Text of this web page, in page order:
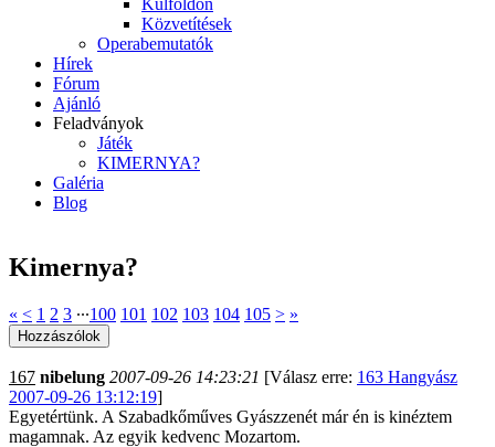
Külföldön
Közvetítések
Operabemutatók
Hírek
Fórum
Ajánló
Feladványok
Játék
KIMERNYA?
Galéria
Blog
Kimernya?
« < 1 2 3 ∙∙∙100 101 102 103 104 105 > »
167 nibelung 2007-09-26 14:23:21 [Válasz erre: 163 Hangyász
2007-09-26 13:12:19]
Egyetértünk. A Szabadkőműves Gyászzenét már én is kinéztem
magamnak. Az egyik kedvenc Mozartom.